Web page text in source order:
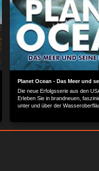
Planet Ocean - Das Meer und
Die neue Erfolgsserie aus den
Erleben Sie in brandneuen,
unter und über der